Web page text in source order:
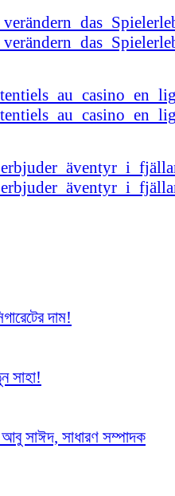
দাম!
সাহা!
সাঈদ, সাধারণ সম্পাদক